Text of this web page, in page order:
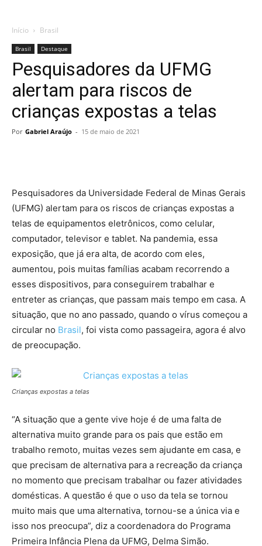
Início Brasil
Brasil Destaque
Pesquisadores da UFMG
alertam para riscos de
crianças expostas a telas
Por Gabriel Araújo - 15 de maio de 2021
Pesquisadores da Universidade Federal de Minas Gerais
(UFMG) alertam para os riscos de crianças expostas a
telas de equipamentos eletrônicos, como celular,
computador, televisor e tablet. Na pandemia, essa
exposição, que já era alta, de acordo com eles,
aumentou, pois muitas famílias acabam recorrendo a
esses dispositivos, para conseguirem trabalhar e
entreter as crianças, que passam mais tempo em casa. A
situação, que no ano passado, quando o vírus começou a
circular no Brasil, foi vista como passageira, agora é alvo
de preocupação.
Crianças expostas a telas
“A situação que a gente vive hoje é de uma falta de
alternativa muito grande para os pais que estão em
trabalho remoto, muitas vezes sem ajudante em casa, e
que precisam de alternativa para a recreação da criança
no momento que precisam trabalhar ou fazer atividades
domésticas. A questão é que o uso da tela se tornou
muito mais que uma alternativa, tornou-se a única via e
isso nos preocupa”, diz a coordenadora do Programa
Primeira Infância Plena da UFMG, Delma Simão.